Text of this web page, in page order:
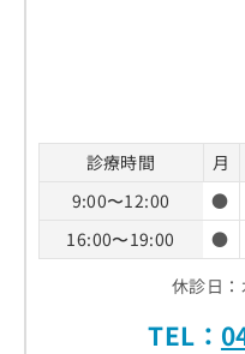
診療時間 月
9:00〜12:00
●
16:00〜19:00
●
休診日
TEL：